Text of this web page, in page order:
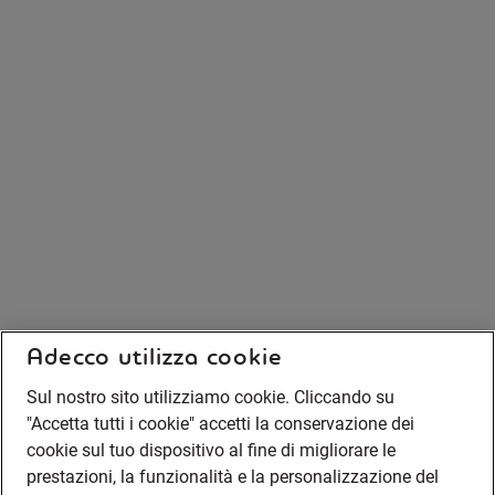
Adecco utilizza cookie
Sul nostro sito utilizziamo cookie. Cliccando su
"Accetta tutti i cookie" accetti la conservazione dei
cookie sul tuo dispositivo al fine di migliorare le
prestazioni, la funzionalità e la personalizzazione del